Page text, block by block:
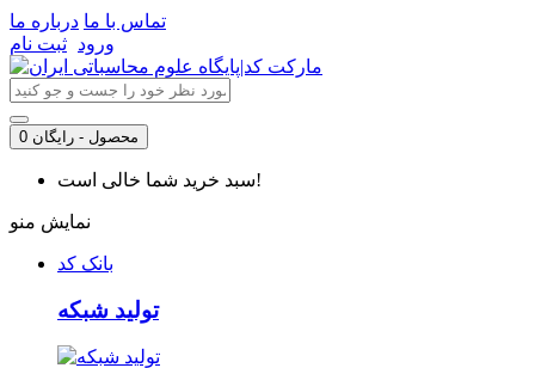
تماس با ما درباره ما
ورود ثبت نام
0 محصول - رایگان
سبد خرید شما خالی است!
نمایش منو
بانک کد
تولید شبکه